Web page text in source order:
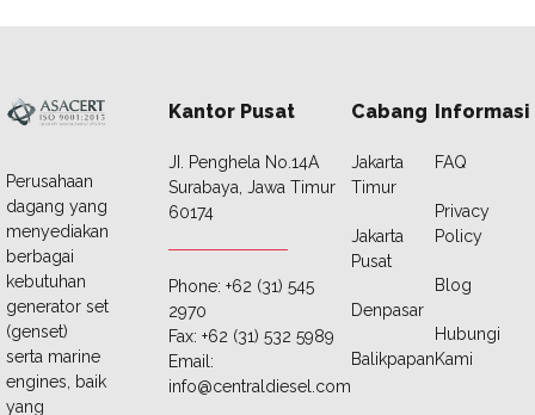
Perusahaan
dagang yang
menyediakan
berbagai
kebutuhan
generator set
(genset)
serta marine
engines, baik
yang
Kantor Pusat
JI. Penghela No.14A
Surabaya, Jawa Timur
60174
Phone: +62 (31) 545
2970
Fax: +62 (31) 532 5989
Email:
info@centraldiesel.com
Cabang
Jakarta
Timur
Jakarta
Pusat
Denpasar
Balikpapan
Informasi
FAQ
Privacy
Policy
Blog
Hubungi
Kami